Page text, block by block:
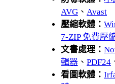
AVG 、 Avast
壓縮軟體：
7-ZIP 免費壓
文書處理：
輯器 、 PDF24
看圖軟體：